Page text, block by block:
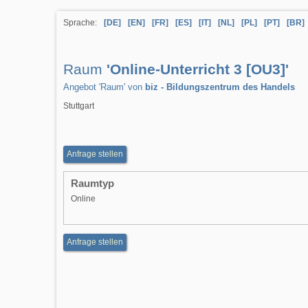
Sprache: [DE] [EN] [FR] [ES] [IT] [NL] [PL] [PT] [BR]
Raum 'Online-Unterricht 3 [OU3]'
Angebot 'Raum' von biz - Bildungszentrum des Handels
Stuttgart
Anfrage stellen
Raumtyp
Online
Anfrage stellen